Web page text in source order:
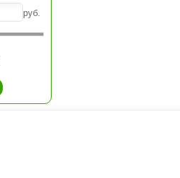
руб.